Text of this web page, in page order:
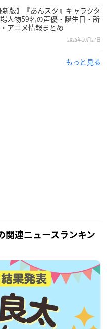
新版】『あんスタ』キャラクタ
人物59名の声優・誕生日・所
アニメ情報まとめ
2025年10月27日
もっと見る
関連ニュースランキン